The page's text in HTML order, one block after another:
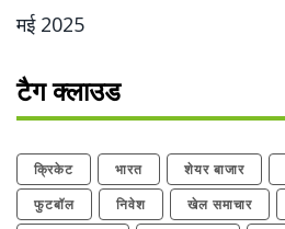
मई 2025
टैग क्लाउड
क्रिकेट भारत शेयर बाजार
फुटबॉल
निवेश खेल समाचार